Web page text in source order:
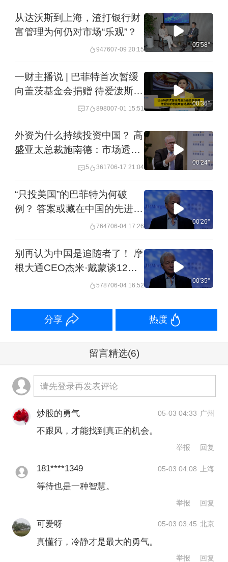
从达沃斯到上海，渣打银行财
富管理为何仍对市场“乐观”？
947607-09 20:15
05'58''
一财主播说 | 巴菲特首次暂缓
向盖茨基金会捐赠 待爱泼斯坦
案审查结果再定！
7 898007-01 15:51
00'36''
外资为什么持续投资中国？ 高
盛亚太总裁施南德：市场透明
度、一致性和可预测性，让国
5 361706-17 21:04
00'24''
“只投美国”的巴菲特为何破
例？ 答案或藏在中国的先进制
造业里 摩根大通CEO杰米·戴
764706-04 17:26
00'26''
别再认为中国是追随者了！ 摩
根大通CEO杰米·戴蒙谈12年
前到访中国 当美国还在设想未
实
578706-04 16:52
00'35''
分享 热度
留言精选(6)
请先登录再发表评论
炒股的勇气 05-03 04:33 广州
不跟风，才能找到真正的机会。
举报 回复
181****1349 05-03 04:08 上海
等待也是一种智慧。
举报 回复
可爱呀 05-03 03:45 北京
真懂行，冷静才是最大的勇气。
举报 回复